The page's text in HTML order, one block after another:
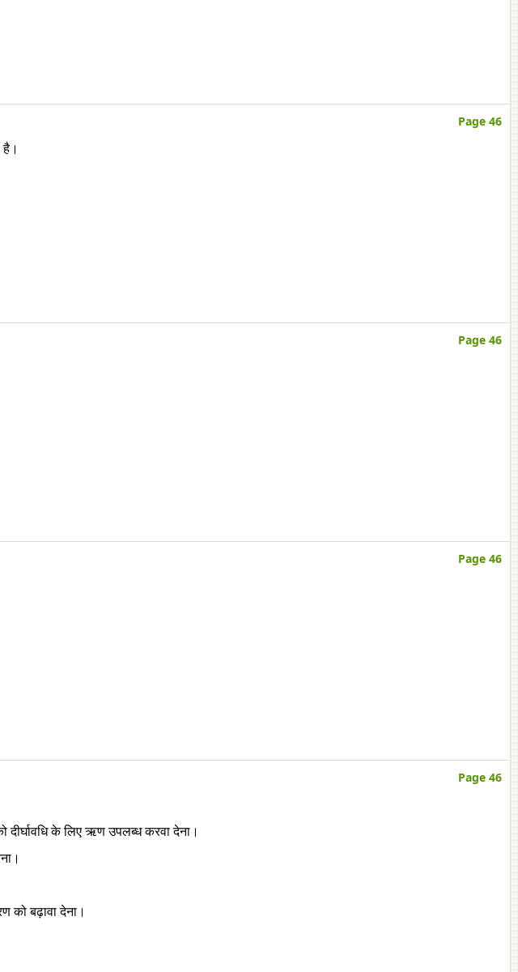
Page 46
है।
Page 46
Page 46
Page 46
दीर्घावधि के लिए ऋण उपलब्ध करवा देना।
को बढ़ावा देना।